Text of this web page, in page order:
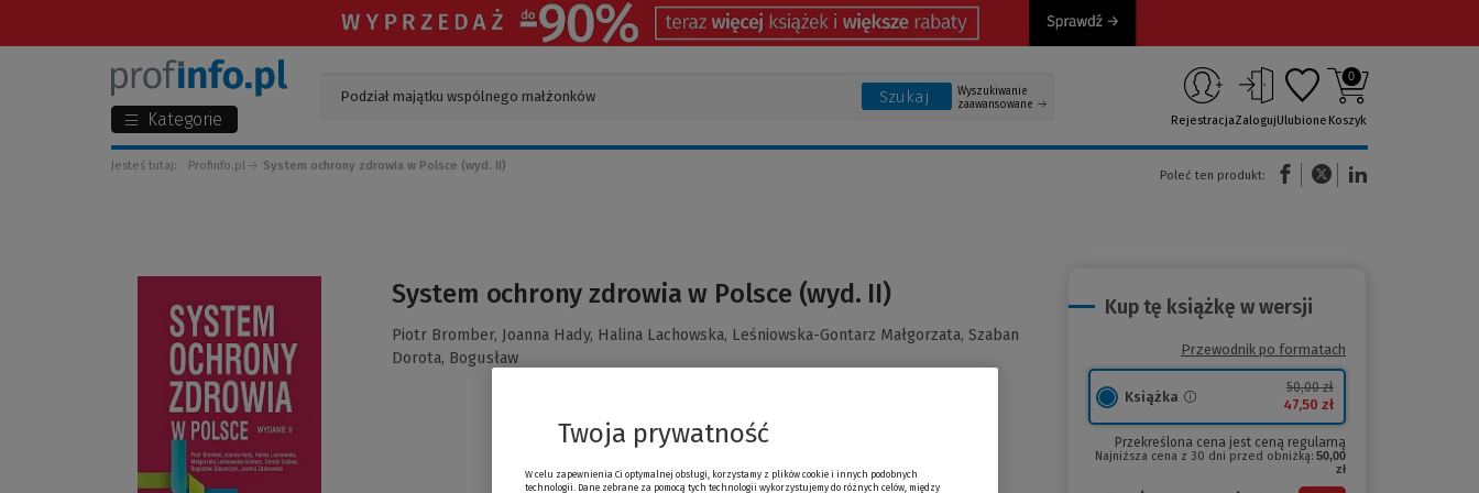
Kategorie
Szukaj
Wyszukiwanie
zaawansowane
RejestracjaZalogujUlubione
0
Koszyk
Jesteś tutaj: Profinfo.pl System ochrony zdrowia w Polsce (wyd. II)
Poleć ten produkt:
(Nowe okno)(Link do innej strony)
System ochrony zdrowia w Polsce (wyd. II)
Piotr Bromber, Joanna Hady, Halina Lachowska, Leśniowska-Gontarz Małgorzata, Szaban
Dorota, Bogusław
Kup tę książkę w wersji
Przewodnik po formatach
Książka
50,00 zł
47,50 zł
Przekreślona cena jest ceną regularną
Najniższa cena z 30 dni przed obniżką: 50,00
zł
Twoja prywatność
W celu zapewnienia Ci optymalnej obsługi, korzystamy z plików cookie i innych podobnych
technologii. Dane zebrane za pomocą tych technologii wykorzystujemy do różnych celów, między